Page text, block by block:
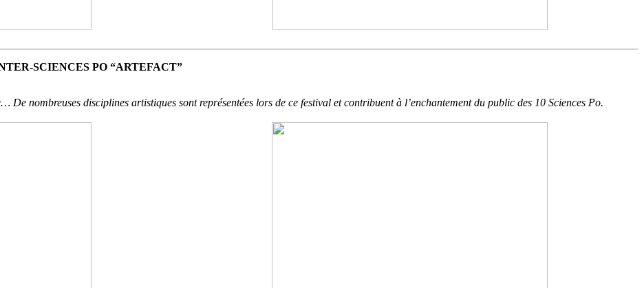
SCIENCES PO “ARTEFACT”
nombreuses disciplines artistiques sont représentées lors de ce festival et contribuent à l’enchantement du public des 10 Sciences Po.